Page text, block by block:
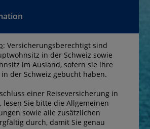
: Versicherungsberechtigt sind
in der Schweiz sowie
im Ausland, sofern sie ihre
der Schweiz gebucht haben.
einer Reiseversicherung in
lesen Sie bitte die Allgemeinen
sowie alle zusätzlichen
durch, damit Sie genau